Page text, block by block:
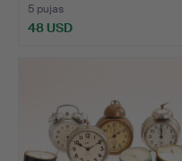
5 pujas
48 USD